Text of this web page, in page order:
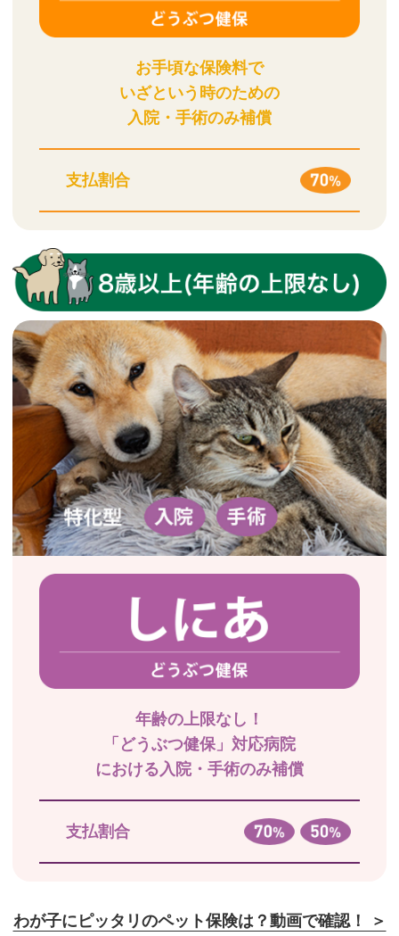
お手頃な保険料で
いざという時のための
入院・手術のみ補償
支払割合
年齢の上限なし！
「どうぶつ健保」対応病院
における入院・手術のみ補償
支払割合
わが子にピッタリのペット保険は？動画で確認！ ＞